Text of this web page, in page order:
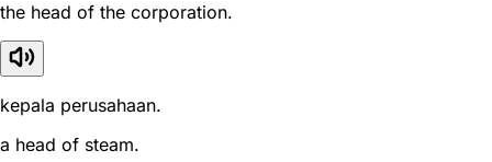
the head of the corporation.
kepala perusahaan.
a head of steam.